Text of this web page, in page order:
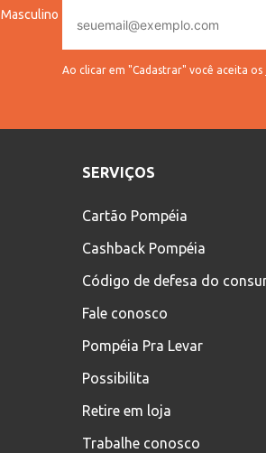
Masculino
mail
Ao clicar em "Cadastrar" você aceita os
SERVIÇOS
Cartão Pompéia
Cashback Pompéia
Código de defesa do
Fale conosco
Pompéia Pra Levar
Possibilita
Retire em loja
Trabalhe conosco